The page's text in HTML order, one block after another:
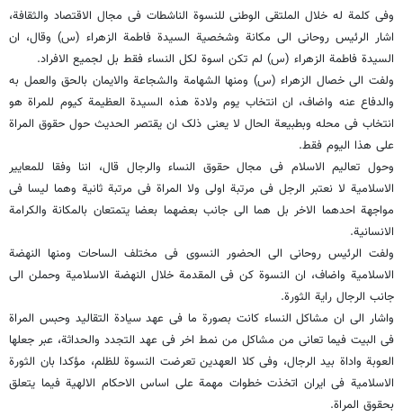
وفی کلمة له خلال الملتقى الوطنی للنسوة الناشطات فی مجال الاقتصاد والثقافة،
اشار الرئیس روحانی الى مکانة وشخصیة السیدة فاطمة الزهراء (س) وقال، ان
السیدة فاطمة الزهراء (س) لم تکن اسوة لکل النساء فقط بل لجمیع الافراد.
ولفت الى خصال الزهراء (س) ومنها الشهامة والشجاعة والایمان بالحق والعمل به
والدفاع عنه واضاف، ان انتخاب یوم ولادة هذه السیدة العظیمة کیوم للمراة هو
انتخاب فی محله وبطبیعة الحال لا یعنی ذلک ان یقتصر الحدیث حول حقوق المراة
على هذا الیوم فقط.
وحول تعالیم الاسلام فی مجال حقوق النساء والرجال قال، اننا وفقا للمعاییر
الاسلامیة لا نعتبر الرجل فی مرتبة اولى ولا المراة فی مرتبة ثانیة وهما لیسا فی
مواجهة احدهما الاخر بل هما الى جانب بعضهما بعضا یتمتعان بالمکانة والکرامة
الانسانیة.
ولفت الرئیس روحانی الى الحضور النسوی فی مختلف الساحات ومنها النهضة
الاسلامیة واضاف، ان النسوة کن فی المقدمة خلال النهضة الاسلامیة وحملن الى
جانب الرجال رایة الثورة.
واشار الى ان مشاکل النساء کانت بصورة ما فی عهد سیادة التقالید وحبس المراة
فی البیت فیما تعانی من مشاکل من نمط اخر فی عهد التجدد والحداثة، عبر جعلها
العوبة واداة بید الرجال، وفی کلا العهدین تعرضت النسوة للظلم، مؤکدا بان الثورة
الاسلامیة فی ایران اتخذت خطوات مهمة على اساس الاحکام الالهیة فیما یتعلق
بحقوق المراة.